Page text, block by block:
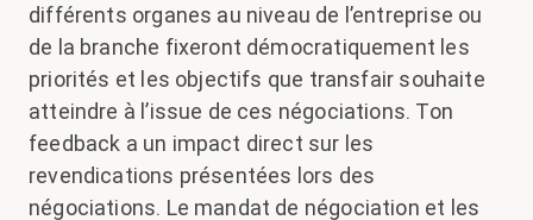
différents organes au niveau de l’entreprise ou
de la branche fixeront démocratiquement les
priorités et les objectifs que transfair souhaite
atteindre à l’issue de ces négociations. Ton
feedback a un impact direct sur les
revendications présentées lors des
négociations. Le mandat de négociation et les